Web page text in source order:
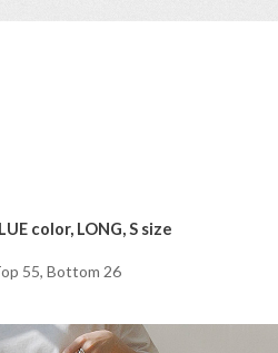
color, LONG, S size
55, Bottom 26